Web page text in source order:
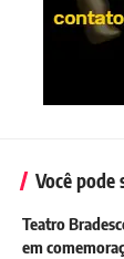
Você pode
Teatro
em